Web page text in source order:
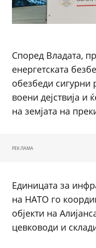
Според Владата,
енергетската
обезбеди сигурни
воени дејствија и
на земјата на
РЕКЛАМА
Единицата за
на НАТО го
објекти на
цевководи и